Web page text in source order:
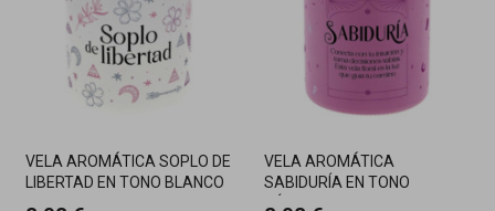
VELA AROMÁTICA SOPLO DE
LIBERTAD EN TONO BLANCO
VELA AROMÁTICA
SABIDURÍA EN TONO